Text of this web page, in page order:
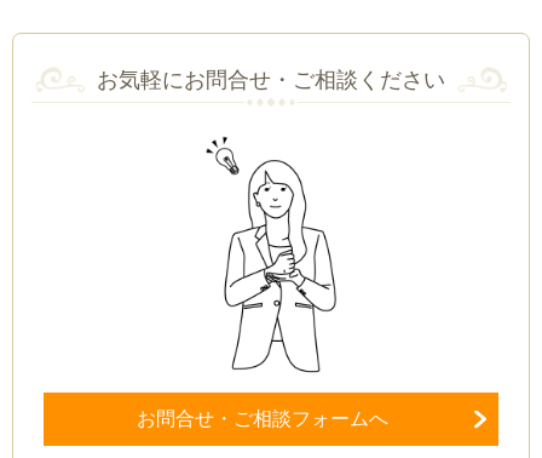
お気軽にお問合せ・ご相談ください
お問合せ・ご相談フォームへ